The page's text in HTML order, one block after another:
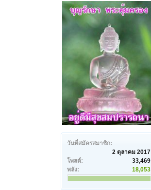
วันที่สมัครสมาชิก:
2 ตุลาคม 2017
โพสต์:
33,469
พลัง:
18,053